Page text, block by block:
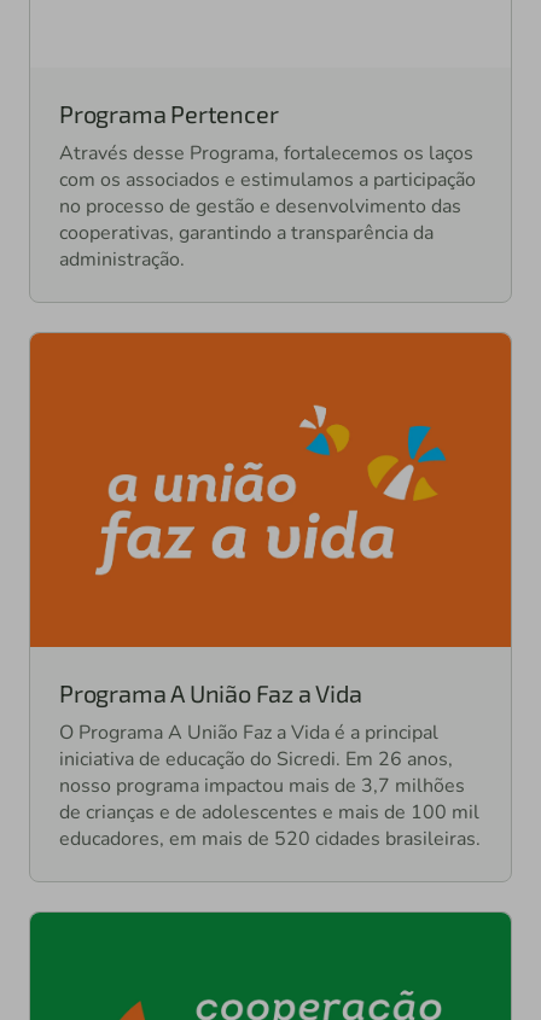
Programa Pertencer
Através desse Programa, fortalecemos os laços
com os associados e estimulamos a participação
no processo de gestão e desenvolvimento das
cooperativas, garantindo a transparência da
administração.
Programa A União Faz a Vida
O Programa A União Faz a Vida é a principal
iniciativa de educação do Sicredi. Em 26 anos,
nosso programa impactou mais de 3,7 milhões
de crianças e de adolescentes e mais de 100 mil
educadores, em mais de 520 cidades brasileiras.